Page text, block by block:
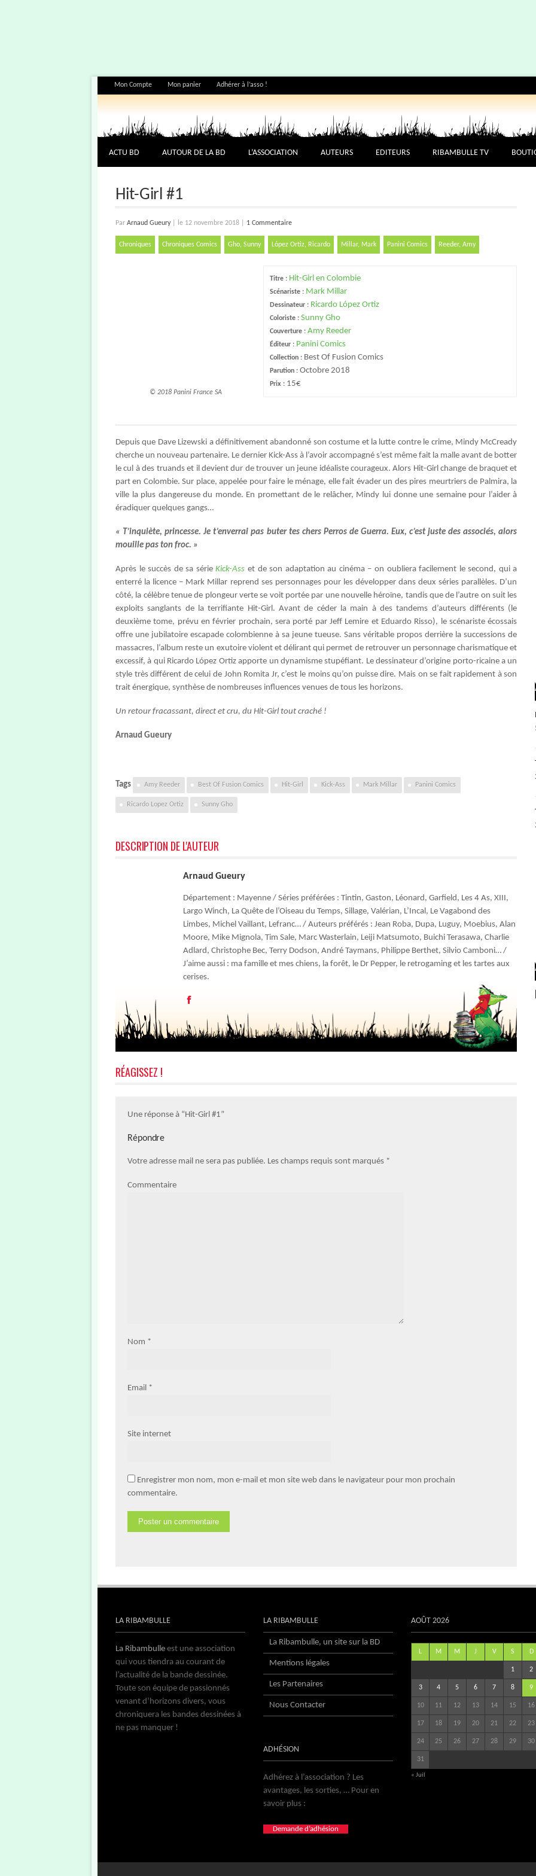
Mon Compte Mon panier Adhérer à l’asso !
ACTU BD AUTOUR DE LA BD L’ASSOCIATION AUTEURS EDITEURS RIBAMBULLE TV
Hit-Girl #1
Par Arnaud Gueury le 12 novembre 2018 1 Commentaire
Chroniques Chroniques Comics Gho, Sunny López Ortiz, Ricardo Millar, Mark Panini Comics Reeder, Amy
© 2018 Panini France SA
Titre : Hit-Girl en Colombie
Scénariste : Mark Millar
Dessinateur : Ricardo López Ortiz
Coloriste : Sunny Gho
Couverture : Amy Reeder
Éditeur : Panini Comics
Collection : Best Of Fusion Comics
Parution : Octobre 2018
Prix : 15€
Depuis que Dave Lizewski a définitivement abandonné son costume et la lutte contre le crime, Mindy McCready
cherche un nouveau partenaire. Le dernier Kick-Ass à l’avoir accompagné s’est même fait la malle avant de botter
le cul à des truands et il devient dur de trouver un jeune idéaliste courageux. Alors Hit-Girl change de braquet et
part en Colombie. Sur place, appelée pour faire le ménage, elle fait évader un des pires meurtriers de Palmira, la
ville la plus dangereuse du monde. En promettant de le relâcher, Mindy lui donne une semaine pour l’aider à
éradiquer quelques gangs…
« T’inquiète, princesse. Je t’enverrai pas buter tes chers Perros de Guerra. Eux, c’est juste des associés, alors
mouille pas ton froc. »
Après le succès de sa sérieKick-Ass et de son adaptation au cinéma – on oubliera facilement le second, qui a
enterré la licence – Mark Millar reprend ses personnages pour les développer dans deux séries parallèles. D’un
côté, la célèbre tenue de plongeur verte se voit portée par une nouvelle héroïne, tandis que de l’autre on suit les
exploits sanglants de la terrifiante Hit-Girl. Avant de céder la main à des tandems d’auteurs différents (le
deuxième tome, prévu en février prochain, sera porté par Jeff Lemire et Eduardo Risso), le scénariste écossais
offre une jubilatoire escapade colombienne à sa jeune tueuse. Sans véritable propos derrière la successions de
massacres, l’album reste un exutoire violent et délirant qui permet de retrouver un personnage charismatique et
excessif, à qui Ricardo López Ortiz apporte un dynamisme stupéfiant. Le dessinateur d’origine porto-ricaine a un
style très différent de celui de John Romita Jr, c’est le moins qu’on puisse dire. Mais on se fait rapidement à son
trait énergique, synthèse de nombreuses influences venues de tous les horizons.
Un retour fracassant, direct et cru, du Hit-Girl tout craché !
Arnaud Gueury
Tags Amy Reeder Best Of Fusion Comics Hit-Girl Kick-Ass Mark Millar Panini Comics
Ricardo Lopez Ortiz Sunny Gho
DESCRIPTION DE L'AUTEUR
Arnaud Gueury
Département : Mayenne / Séries préférées : Tintin, Gaston, Léonard, Garfield, Les 4 As, XIII,
Largo Winch, La Quête de l’Oiseau du Temps, Sillage, Valérian, L’Incal, Le Vagabond des
Limbes, Michel Vaillant, Lefranc… / Auteurs préférés : Jean Roba, Dupa, Luguy, Moebius, Alan
Moore, Mike Mignola, Tim Sale, Marc Wasterlain, Leiji Matsumoto, Buichi Terasawa, Charlie
Adlard, Christophe Bec, Terry Dodson, André Taymans, Philippe Berthet, Silvio Camboni… /
J’aime aussi : ma famille et mes chiens, la forêt, le Dr Pepper, le retrogaming et les tartes aux
cerises.
RÉAGISSEZ !
Une réponse à “Hit-Girl #1”
Répondre
Votre adresse mail ne sera pas publiée. Les champs requis sont marqués *
Commentaire
Nom *
Email *
Site internet
Enregistrer mon nom, mon e-mail et mon site web dans le navigateur pour mon prochain
commentaire.
LA RIBAMBULLE
La Ribambulle est une association
qui vous tiendra au courant de
l’actualité de la bande dessinée.
Toute son équipe de passionnés
venant d’horizons divers, vous
chroniquera les bandes dessinées à
ne pas manquer !
LA RIBAMBULLE
La Ribambulle, un site sur la BD
Mentions légales
Les Partenaires
Nous Contacter
ADHÉSION
Adhérez à l’association ? Les
avantages, les sorties, … Pour en
savoir plus :
Demande d’adhésion
AOÛT 2026
L M M J V S D
1 2
3 4 5 6 7 8 9
10 11 12 13 14 15 16
17 18 19 20 21 22 23
24 25 26 27 28 29 30
31
« Juil